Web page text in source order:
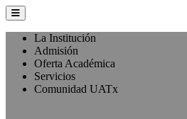
La Institución
Admisión
Oferta Académica
Servicios
Comunidad UATx